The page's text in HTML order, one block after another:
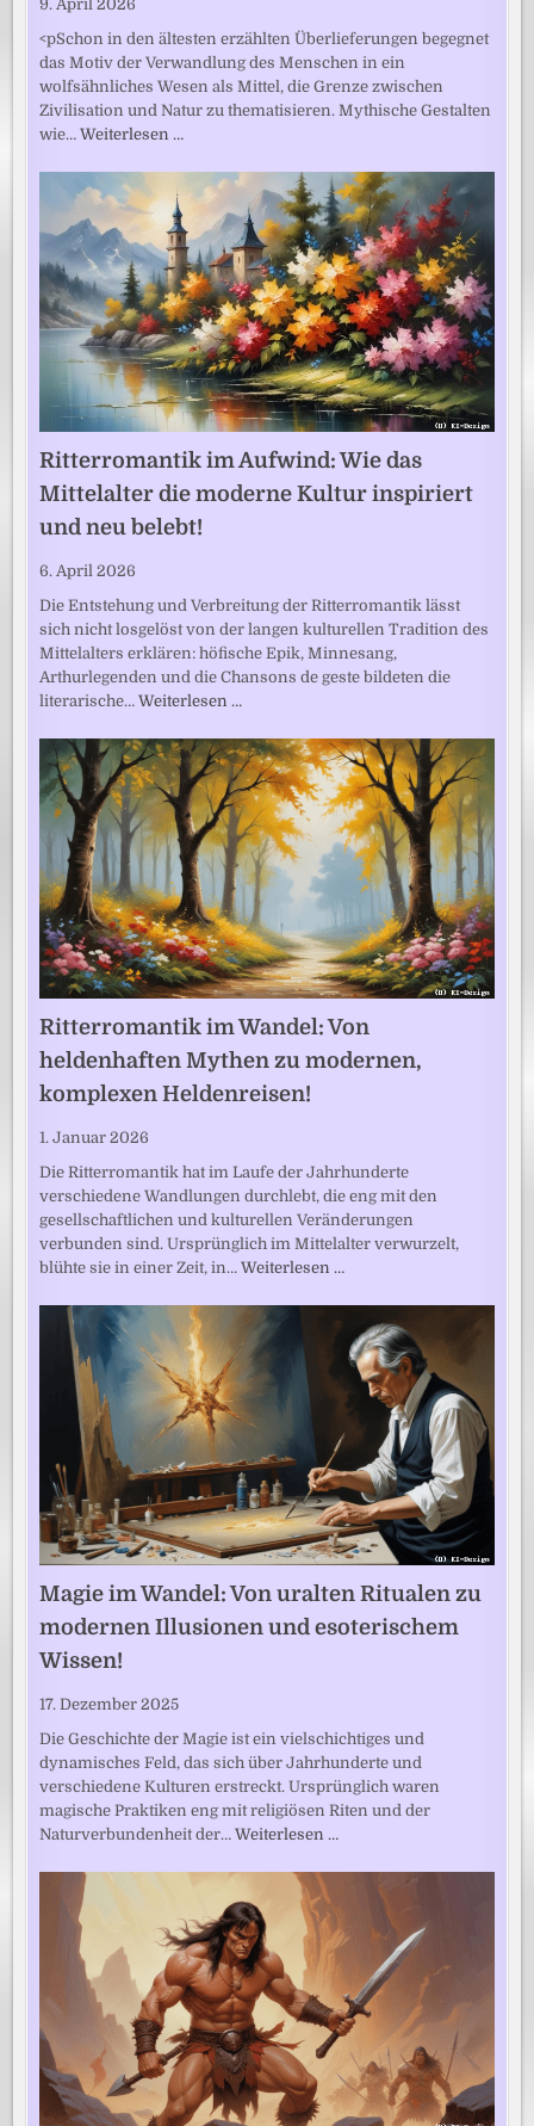
9. April 2026
<pSchon in den ältesten erzählten Überlieferungen begegnet
das Motiv der Verwandlung des Menschen in ein
wolfsähnliches Wesen als Mittel, die Grenze zwischen
Zivilisation und Natur zu thematisieren. Mythische Gestalten
wie…Weiterlesen …
Ritterromantik im Aufwind: Wie das
Mittelalter die moderne Kultur inspiriert
und neu belebt!
6. April 2026
Die Entstehung und Verbreitung der Ritterromantik lässt
sich nicht losgelöst von der langen kulturellen Tradition des
Mittelalters erklären: höfische Epik, Minnesang,
Arthurlegenden und die Chansons de geste bildeten die
literarische…Weiterlesen …
Ritterromantik im Wandel: Von
heldenhaften Mythen zu modernen,
komplexen Heldenreisen!
1. Januar 2026
Die Ritterromantik hat im Laufe der Jahrhunderte
verschiedene Wandlungen durchlebt, die eng mit den
gesellschaftlichen und kulturellen Veränderungen
verbunden sind. Ursprünglich im Mittelalter verwurzelt,
blühte sie in einer Zeit, in…Weiterlesen …
Magie im Wandel: Von uralten Ritualen zu
modernen Illusionen und esoterischem
Wissen!
17. Dezember 2025
Die Geschichte der Magie ist ein vielschichtiges und
dynamisches Feld, das sich über Jahrhunderte und
verschiedene Kulturen erstreckt. Ursprünglich waren
magische Praktiken eng mit religiösen Riten und der
Naturverbundenheit der…Weiterlesen …